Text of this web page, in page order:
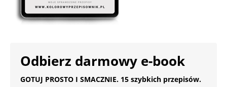
Odbierz darmowy e-book
GOTUJ PROSTO I SMACZNIE. 15 szybkich przepisów.